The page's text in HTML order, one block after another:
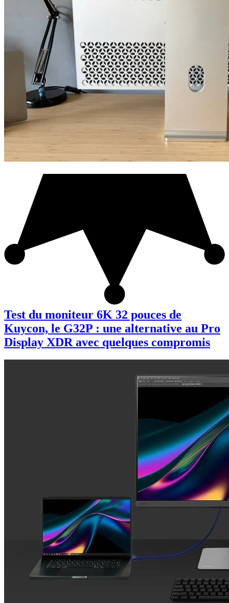
Test du moniteur 6K 32 pouces de
Kuycon, le G32P : une alternative au Pro
Display XDR avec quelques compromis